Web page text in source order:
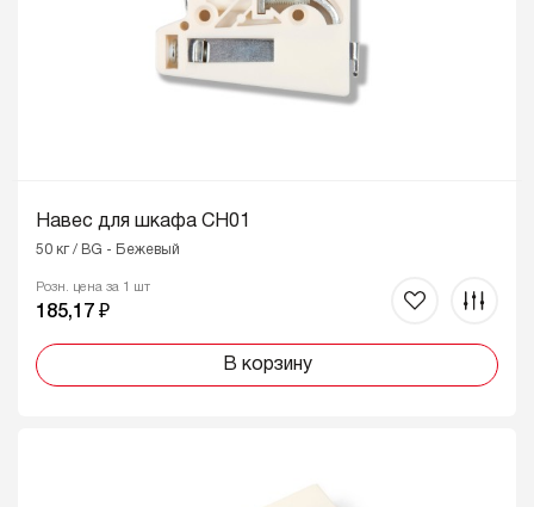
Навес для шкафа CH01
50 кг / BG - Бежевый
Розн. цена за 1 шт
185,17 ₽
В корзину